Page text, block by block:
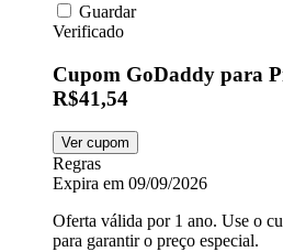
Guardar
Verificado
Cupom GoDaddy para
R$41,54
Ver cupom
Regras
Expira em 09/09/2026
Oferta válida por 1 ano. Use o
para garantir o preço especial.